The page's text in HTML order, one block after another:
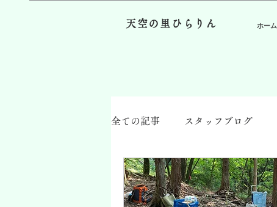
天空の里ひらりん ホーム
全ての記事 スタッフブログ
美食 in 平林